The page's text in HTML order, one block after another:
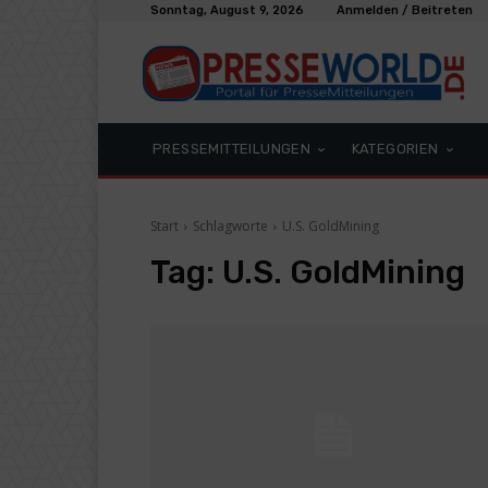
Sonntag, August 9, 2026 Anmelden / Beitreten
PRESSEMITTEILUNGEN KATEGORIEN
Start Schlagworte U.S. GoldMining
Tag: U.S. GoldMining